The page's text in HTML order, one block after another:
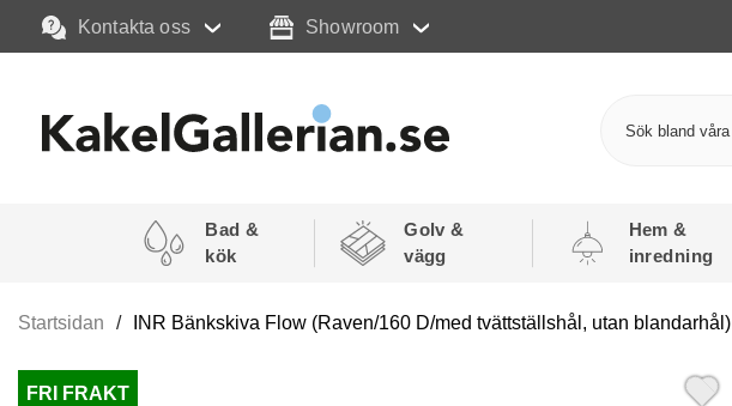
Kontakta oss Showroom
Bad &
kök
Golv &
vägg
Hem &
inredning
Startsidan INR Bänkskiva Flow (Raven/160 D/med tvättställshål, utan blandarhål)
FRI FRAKT